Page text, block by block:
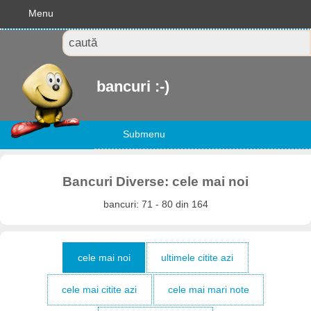
Menu
bancuri :-)
Submenu
Bancuri Diverse: cele mai noi
bancuri: 71 - 80 din 164
cele mai noi ultimele citite azi
cele mai citite azi cele mai mari note